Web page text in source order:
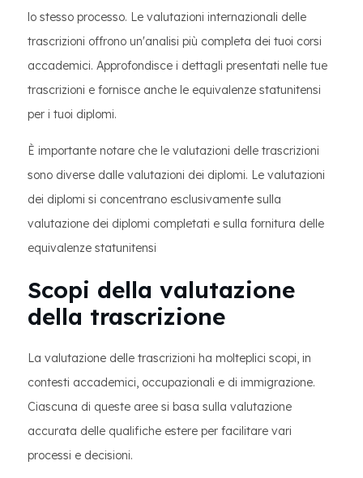
lo stesso processo. Le valutazioni internazionali delle
trascrizioni offrono un'analisi più completa dei tuoi corsi
accademici. Approfondisce i dettagli presentati nelle tue
trascrizioni e fornisce anche le equivalenze statunitensi
per i tuoi diplomi.
È importante notare che le valutazioni delle trascrizioni
sono diverse dalle valutazioni dei diplomi. Le valutazioni
dei diplomi si concentrano esclusivamente sulla
valutazione dei diplomi completati e sulla fornitura delle
equivalenze statunitensi
Scopi della valutazione
della trascrizione
La valutazione delle trascrizioni ha molteplici scopi, in
contesti accademici, occupazionali e di immigrazione.
Ciascuna di queste aree si basa sulla valutazione
accurata delle qualifiche estere per facilitare vari
processi e decisioni.